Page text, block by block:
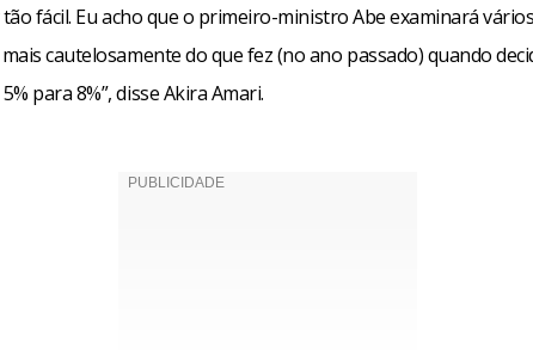
tão fácil. Eu acho que o primeiro-ministro Abe examinará
cautelosamente do que fez (no ano passado) quando
para 8%”, disse Akira Amari.